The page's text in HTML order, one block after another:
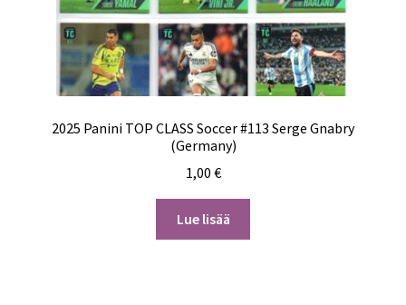
2025 Panini TOP CLASS Soccer #113 Serge Gnabry
(Germany)
1,00 €
Lue lisää